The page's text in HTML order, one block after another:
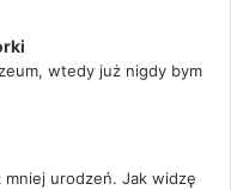
wtedy już nigdy bym
mniej urodzeń. Jak widzę